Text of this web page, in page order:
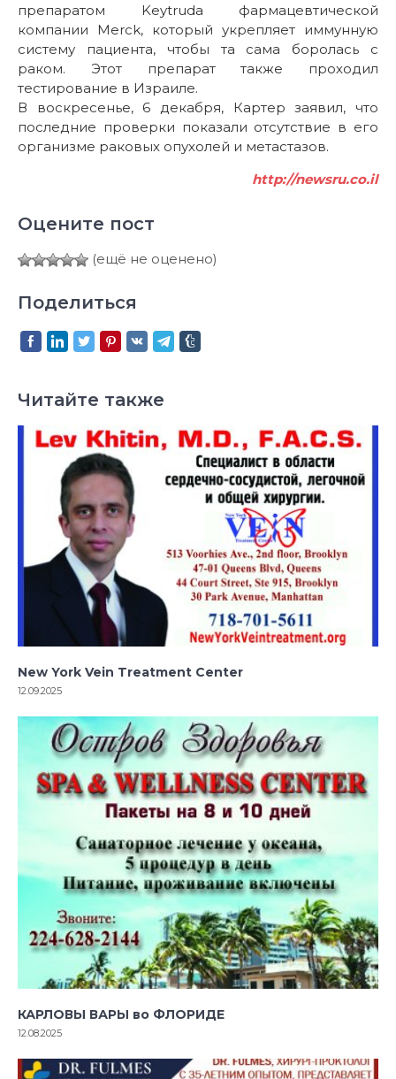
препаратом Keytruda фармацевтической
компании Merck, который укрепляет иммунную
систему пациента, чтобы та сама боролась с
раком. Этот препарат также проходил
тестирование в Израиле.
В воскресенье, 6 декабря, Картер заявил, что
последние проверки показали отсутствие в его
организме раковых опухолей и метастазов.
http://newsru.co.il
Оцените пост
(ещё не оценено)
Поделиться
Читайте также
New York Vein Treatment Center
12.09.2025
КАРЛОВЫ ВАРЫ во ФЛОРИДЕ
12.08.2025